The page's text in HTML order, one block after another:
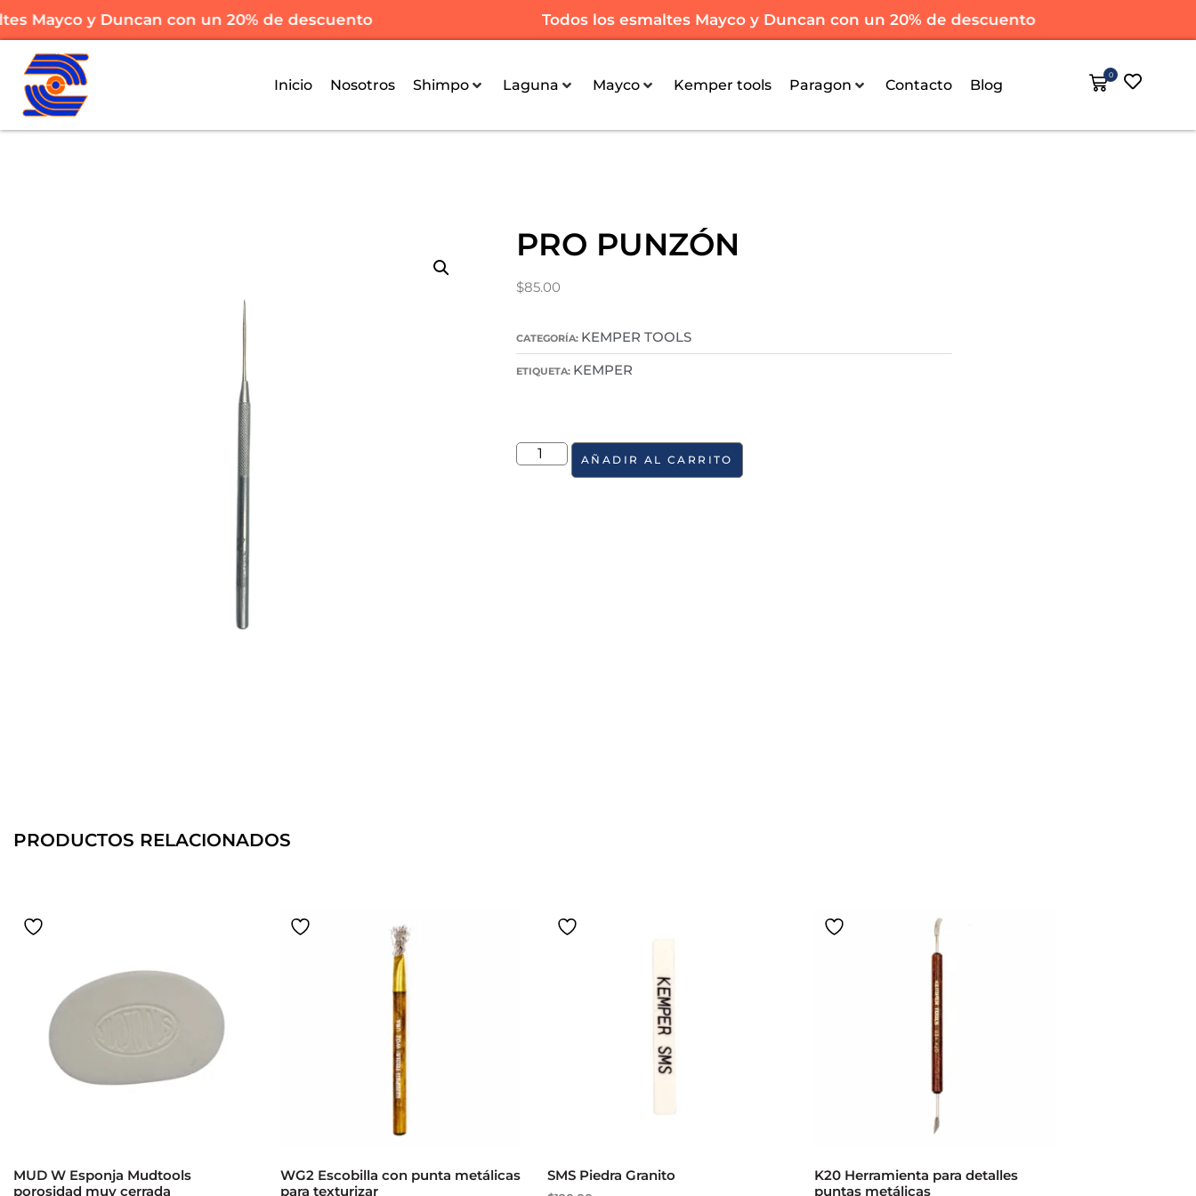
Mayco y Duncan con un 20% de descuento Todos los esmaltes Mayco y Duncan con un 20% de descuento
Inicio Nosotros Shimpo Laguna Mayco Kemper tools Paragon Contacto Blog
0
PRO PUNZÓN
$85.00
CATEGORÍA: KEMPER TOOLS
ETIQUETA: KEMPER
AÑADIR AL CARRITO
PRODUCTOS RELACIONADOS
MUD W Esponja Mudtools
porosidad muy cerrada
WG2 Escobilla con punta metálicas
para texturizar
SMS Piedra Granito
K20 Herramienta para detalles
puntas metálicas